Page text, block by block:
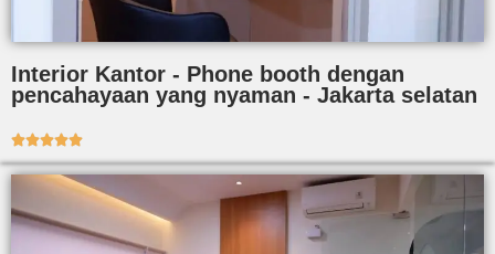
Interior Kantor - Phone booth dengan
pencahayaan yang nyaman - Jakarta selatan
